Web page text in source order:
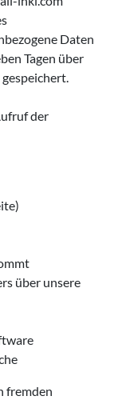
Daten
Tagen über
der
über unsere
fremden